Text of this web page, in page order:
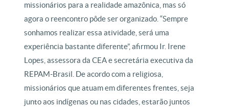
missionários para a realidade amazônica, mas só
agora o reencontro pôde ser organizado. “Sempre
sonhamos realizar essa atividade, será uma
experiência bastante diferente”, afirmou Ir. Irene
Lopes, assessora da CEA e secretária executiva da
REPAM-Brasil. De acordo com a religiosa,
missionários que atuam em diferentes frentes, seja
junto aos indígenas ou nas cidades, estarão juntos